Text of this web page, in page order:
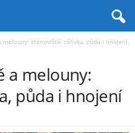
melouny: stanoviště, zálivka, půda i hnojení
a melouny:
půda i hnojení